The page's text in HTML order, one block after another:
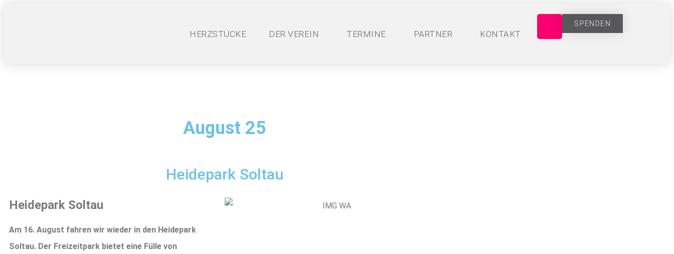
HERZSTÜCKE DER VEREIN TERMINE PARTNER KONTAKT
SPENDEN
August 25
Heidepark Soltau
Heidepark Soltau
Am 16. August fahren wir wieder in den Heidepark
Soltau. Der Freizeitpark bietet eine Fülle von